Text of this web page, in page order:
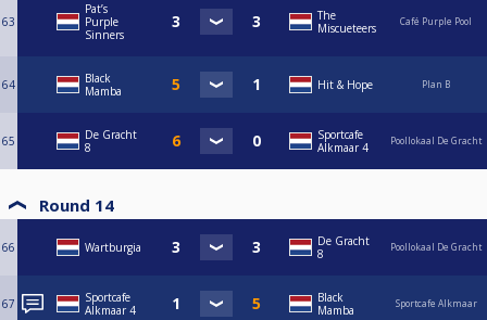
63
Pat’s
Purple
Sinners
The
Miscueteers
Café Purple Pool
64
Black
Mamba
Hit & Hope Plan B
65
De Gracht
8
Sportcafe
Alkmaar 4
Poollokaal De Gracht
Round 14
66 Wartburgia
De Gracht
8
Poollokaal De Gracht
67
Sportcafe
Alkmaar 4
Black
Mamba
Sportcafe Alkmaar